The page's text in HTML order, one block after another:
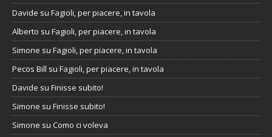
Davide su Fagioli, per piacere, in tavola
Alberto su Fagioli, per piacere, in tavola
Simone su Fagioli, per piacere, in tavola
Pecos Bill su Fagioli, per piacere, in tavola
Davide su Finisse subito!
Simone su Finisse subito!
Simone su Como ci voleva